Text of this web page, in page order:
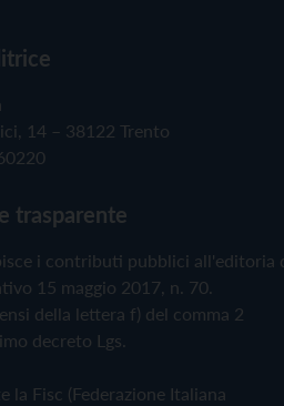
14 – 38122 Trento
trasparente
i contributi pubblici all'editoria
15 maggio 2017, n. 70.
della lettera f) del comma 2
decreto Lgs.
la Fisc (Federazione Italiana